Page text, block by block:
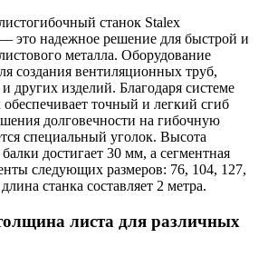
станок Stalex
это надежное решение для быстрой и
металла. Оборудование
создания вентиляционных труб,
других изделий. Благодаря системе
обеспечивает точный и легкий сгиб
долговечности на гибочную
специальный уголок. Высота
достигает 30 мм, а сегментная
следующих размеров: 76, 104, 127,
станка составляет 2 метра.
листа для различных